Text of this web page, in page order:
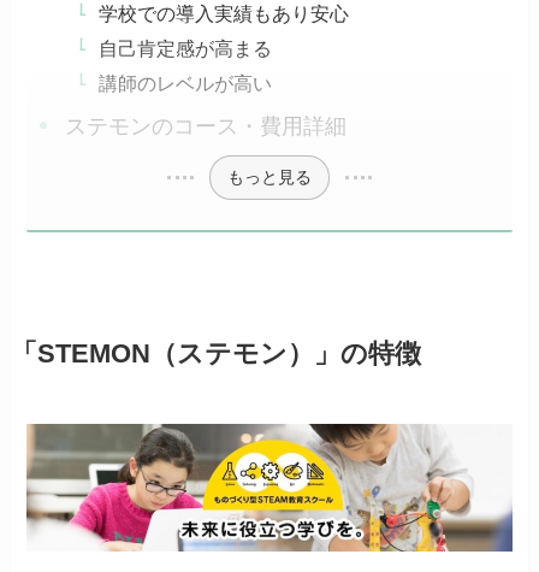
学校での導入実績もあり安心
自己肯定感が高まる
講師のレベルが高い
ステモンのコース・費用詳細
もっと見る
「STEMON（ステモン）」の特徴